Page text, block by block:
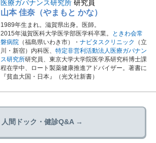
医療ガバナンス研究所研究員
山本 佳奈（やまもと かな）
1989年生まれ。滋賀県出身。医師。
2015年滋賀医科大学医学部医学科卒業。
ときわ会常
磐病院（福島県いわき市）・ ナビタスクリニック
（立
川・新宿）内科医、 特定非営利活動法人医療ガバナン
ス研究所研究員、東京大学大学院医学系研究科博士課
程在学中、ロート製薬健康推進アドバイザー。著書に
『貧血大国・日本』（光文社新書）
人間ドック・健診Q&A →